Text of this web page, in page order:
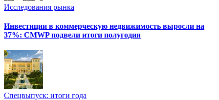
Исследования рынка
Инвестиции в коммерческую недвижимость выросли на
37%: CMWP подвели итоги полугодия
Спецвыпуск: итоги года